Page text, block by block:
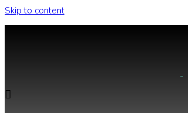
Skip to content